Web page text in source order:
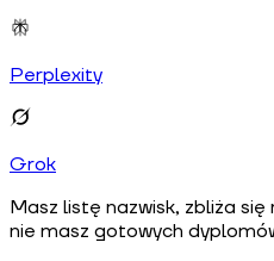
Perplexity
Grok
Masz listę nazwisk, zbliża
nie masz gotowych